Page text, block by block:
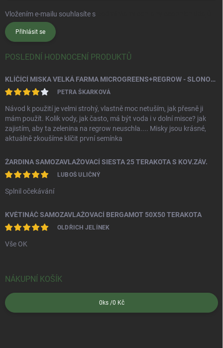
Vložením e-mailu souhlasíte s
Přihlásit se
POSLEDNÍ HODNOCENÍ PRODUKTŮ
KLÍČÍCÍ MISKA VELKÁ FARMA MICROGREENS+REGROW - SLONOVÁ KOST
PETRA ŠKARKOVÁ
Návod k použití je velmi strohý, vlastně moc netuším, jak přesně ji
mám použít. Kolik vody, jak často, má být voda i v dolní misce? jak
zajistím, aby ta zelenina na regrow neuschla.... Misky jsou krásné,
aktuálně zkoušíme klíčit první semínka
ŽARDINA SAMOZAVLAŽOVACÍ SIESTA 25 TERAKOTA S KOV.ZÁV.
LUBOŠ ULIČNÝ
Splnil očekávání
KVĚTINÁČ SAMOZAVLAŽOVACÍ BERGAMOT 50X50 TERAKOTA
OLDŘICH JELÍNEK
Vše OK
NÁKUPNÍ KOŠÍK
0 ks /0 Kč